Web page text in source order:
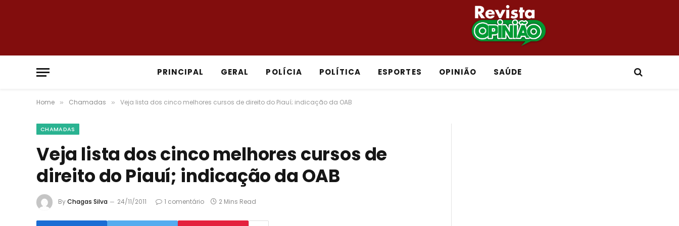
PRINCIPAL GERAL POLÍCIA POLÍTICA ESPORTES OPINIÃO SAÚDE
Home » Chamadas » Veja lista dos cinco melhores cursos de direito do Piauí; indicação da OAB
CHAMADAS
Veja lista dos cinco melhores cursos de
direito do Piauí; indicação da OAB
ByChagas Silva 24/11/2011 1 comentário 2 Mins Read